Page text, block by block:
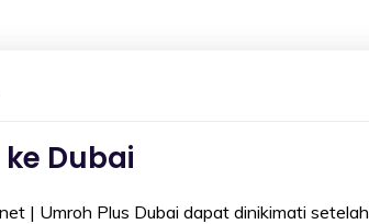
Dubai
| Umroh Plus Dubai dapat dinikimati setelah